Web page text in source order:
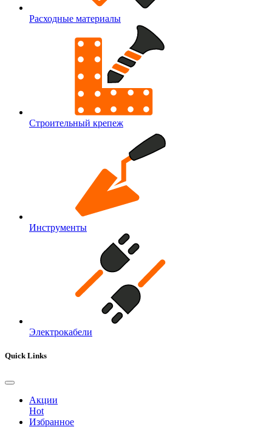
Расходные материалы
Строительный крепеж
Инструменты
Электрокабели
Quick Links
Акции
Hot
Избранное